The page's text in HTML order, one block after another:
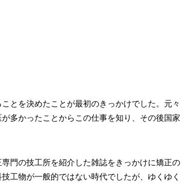
とを決めたことが最初のきっかけでした。元々
多かったことからこの仕事を知り、その後国家
門の技工所を紹介した雑誌をきっかけに矯正の
工物が一般的ではない時代でしたが、ゆくゆく